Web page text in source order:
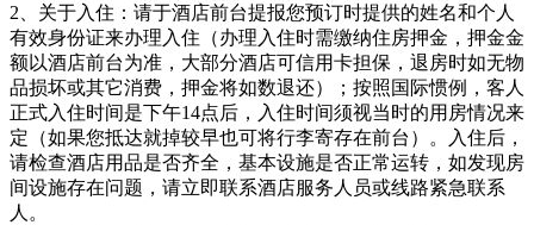
2、关于入住：请于酒店前台提报您预订时提供的姓名和个人
有效身份证来办理入住（办理入住时需缴纳住房押金，押金金
额以酒店前台为准，大部分酒店可信用卡担保，退房时如无物
品损坏或其它消费，押金将如数退还）；按照国际惯例，客人
正式入住时间是下午14点后，入住时间须视当时的用房情况来
定（如果您抵达就掉较早也可将行李寄存在前台）。入住后，
请检查酒店用品是否齐全，基本设施是否正常运转，如发现房
间设施存在问题，请立即联系酒店服务人员或线路紧急联系
人。